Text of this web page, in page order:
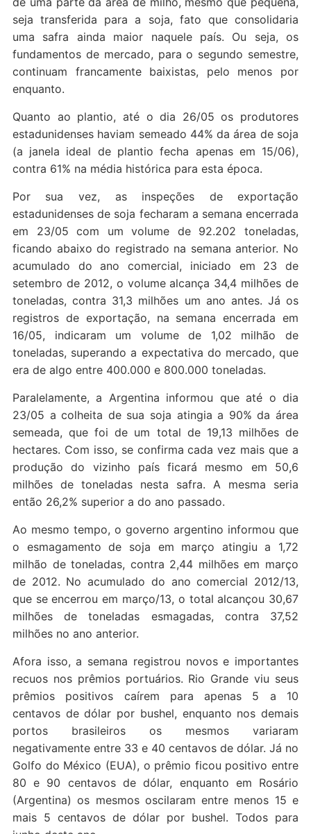
seja transferida para a soja, fato que consolidaria
uma safra ainda maior naquele país. Ou seja, os
fundamentos de mercado, para o segundo semestre,
continuam francamente baixistas, pelo menos por
enquanto.
Quanto ao plantio, até o dia 26/05 os produtores
estadunidenses haviam semeado 44% da área de soja
(a janela ideal de plantio fecha apenas em 15/06),
contra 61% na média histórica para esta época.
Por sua vez, as inspeções de exportação
estadunidenses de soja fecharam a semana encerrada
em 23/05 com um volume de 92.202 toneladas,
ficando abaixo do registrado na semana anterior. No
acumulado do ano comercial, iniciado em 23 de
setembro de 2012, o volume alcança 34,4 milhões de
toneladas, contra 31,3 milhões um ano antes. Já os
registros de exportação, na semana encerrada em
16/05, indicaram um volume de 1,02 milhão de
toneladas, superando a expectativa do mercado, que
era de algo entre 400.000 e 800.000 toneladas.
Paralelamente, a Argentina informou que até o dia
23/05 a colheita de sua soja atingia a 90% da área
semeada, que foi de um total de 19,13 milhões de
hectares. Com isso, se confirma cada vez mais que a
produção do vizinho país ficará mesmo em 50,6
milhões de toneladas nesta safra. A mesma seria
então 26,2% superior a do ano passado.
Ao mesmo tempo, o governo argentino informou que
o esmagamento de soja em março atingiu a 1,72
milhão de toneladas, contra 2,44 milhões em março
de 2012. No acumulado do ano comercial 2012/13,
que se encerrou em março/13, o total alcançou 30,67
milhões de toneladas esmagadas, contra 37,52
milhões no ano anterior.
Afora isso, a semana registrou novos e importantes
recuos nos prêmios portuários. Rio Grande viu seus
prêmios positivos caírem para apenas 5 a 10
centavos de dólar por bushel, enquanto nos demais
portos brasileiros os mesmos variaram
negativamente entre 33 e 40 centavos de dólar. Já no
Golfo do México (EUA), o prêmio ficou positivo entre
80 e 90 centavos de dólar, enquanto em Rosário
(Argentina) os mesmos oscilaram entre menos 15 e
mais 5 centavos de dólar por bushel. Todos para